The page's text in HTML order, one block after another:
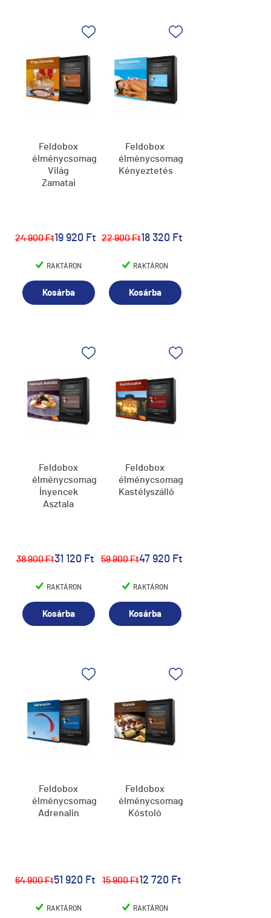
Feldobox
élménycsomag,
Világ
Zamatai
24 900 Ft19 920 Ft
RAKTÁRON
Kosárba
Feldobox
élménycsomag,
Kényeztetés
22 900 Ft18 320 Ft
RAKTÁRON
Kosárba
Feldobox
élménycsomag,
Ínyencek
Asztala
38 900 Ft31 120 Ft
RAKTÁRON
Kosárba
Feldobox
élménycsomag,
Kastélyszálló
59 900 Ft47 920 Ft
RAKTÁRON
Kosárba
Feldobox
élménycsomag,
Adrenalin
64 900 Ft51 920 Ft
RAKTÁRON
Feldobox
élménycsomag,
Kóstoló
15 900 Ft12 720 Ft
RAKTÁRON